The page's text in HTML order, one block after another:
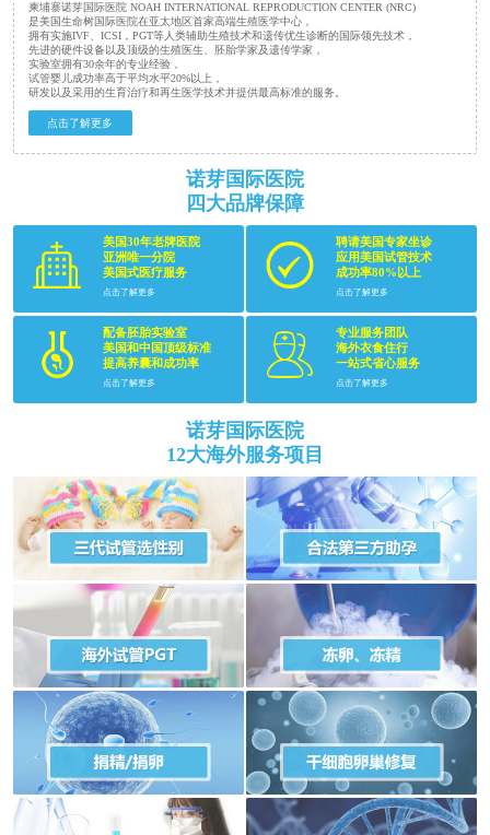
柬埔寨诺芽国际医院 NOAH INTERNATIONAL REPRODUCTION CENTER (NRC)
是美国生命树国际医院在亚太地区首家高端生殖医学中心，
拥有实施IVF、ICSI，PGT等人类辅助生殖技术和遗传优生诊断的国际领先技术，
先进的硬件设备以及顶级的生殖医生、胚胎学家及遗传学家，
实验室拥有30余年的专业经验，
试管婴儿成功率高于平均水平20%以上，
研发以及采用的生育治疗和再生医学技术并提供最高标准的服务。
点击了解更多
诺芽国际医院
四大品牌保障
美国30年老牌医院
亚洲唯一分院
美国式医疗服务
点击了解更多
聘请美国专家坐诊
应用美国试管技术
成功率80%以上
点击了解更多
配备胚胎实验室
美国和中国顶级标准
提高养囊和成功率
点击了解更多
专业服务团队
海外衣食住行
一站式省心服务
点击了解更多
诺芽国际医院
12大海外服务项目